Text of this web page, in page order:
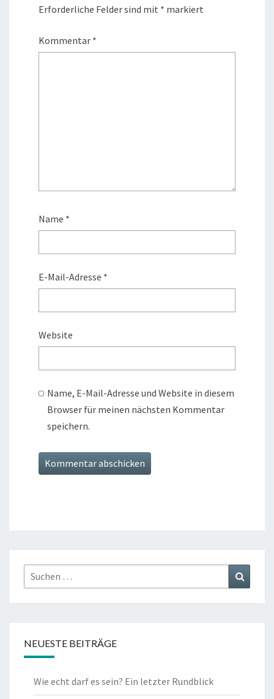
Erforderliche Felder sind mit * markiert
Kommentar *
Name *
E-Mail-Adresse *
Website
Name, E-Mail-Adresse und Website in diesem
Browser für meinen nächsten Kommentar
speichern.
Suchen
nach:
NEUESTE BEITRÄGE
Wie echt darf es sein? Ein letzter Rundblick